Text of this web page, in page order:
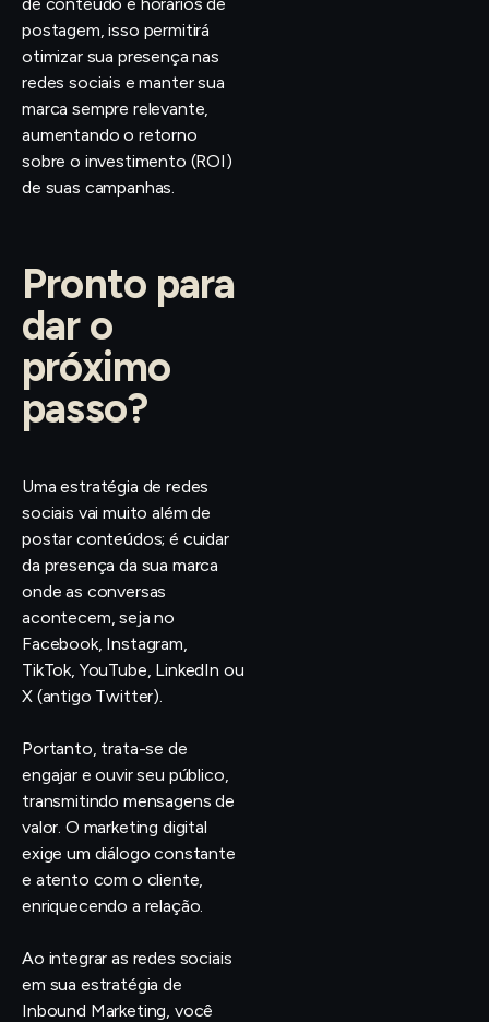
postagem, isso permitirá
otimizar sua presença nas
redes sociais e manter sua
marca sempre relevante,
aumentando o retorno
sobre o investimento (ROI)
de suas campanhas.
Pronto para
dar o
próximo
passo?
Uma estratégia de redes
sociais vai muito além de
postar conteúdos; é cuidar
da presença da sua marca
onde as conversas
acontecem, seja no
Facebook, Instagram,
TikTok, YouTube, LinkedIn ou
X (antigo Twitter).
Portanto, trata-se de
engajar e ouvir seu público,
transmitindo mensagens de
valor. O marketing digital
exige um diálogo constante
e atento com o cliente,
enriquecendo a relação.
Ao integrar as redes sociais
em sua estratégia de
Inbound Marketing, você